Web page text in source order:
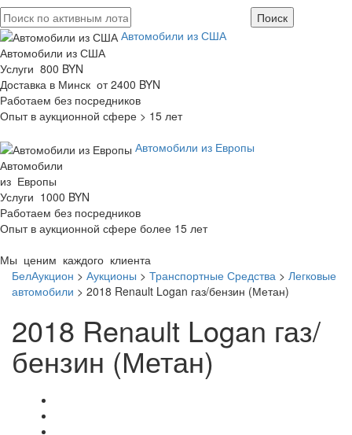
Автомобили из США
Автомобили из США
Услуги 800 BYN
Доставка в Минск от 2400 BYN
Работаем без посредников
Опыт в аукционной сфере > 15 лет
Автомобили из Европы
Автомобили
из Европы
Услуги 1000 BYN
Работаем без посредников
Опыт в аукционной сфере более 15 лет
Мы ценим каждого клиента
БелАукцион > Аукционы > Транспортные Средства > Легковые
автомобили > 2018 Renault Logan газ/бензин (Метан)
2018 Renault Logan газ/
бензин (Метан)